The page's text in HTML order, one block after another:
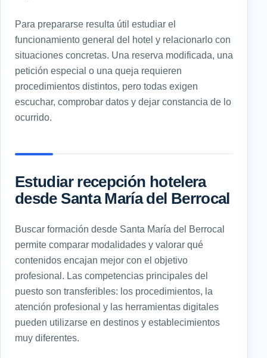
Para prepararse resulta útil estudiar el
funcionamiento general del hotel y relacionarlo con
situaciones concretas. Una reserva modificada, una
petición especial o una queja requieren
procedimientos distintos, pero todas exigen
escuchar, comprobar datos y dejar constancia de lo
ocurrido.
Estudiar recepción hotelera
desde Santa María del Berrocal
Buscar formación desde Santa María del Berrocal
permite comparar modalidades y valorar qué
contenidos encajan mejor con el objetivo
profesional. Las competencias principales del
puesto son transferibles: los procedimientos, la
atención profesional y las herramientas digitales
pueden utilizarse en destinos y establecimientos
muy diferentes.